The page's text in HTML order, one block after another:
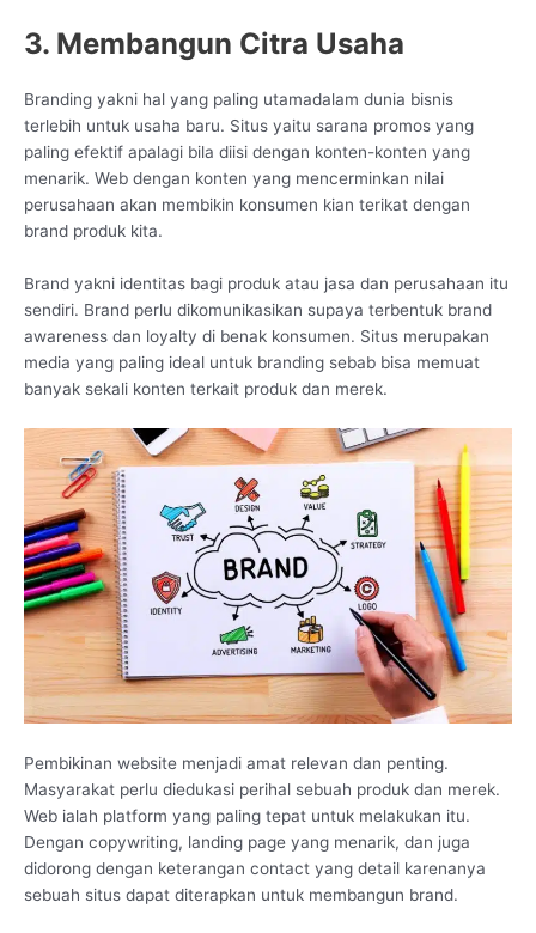
3. Membangun Citra Usaha
Branding yakni hal yang paling utamadalam dunia bisnis
terlebih untuk usaha baru. Situs yaitu sarana promos yang
paling efektif apalagi bila diisi dengan konten-konten yang
menarik. Web dengan konten yang mencerminkan nilai
perusahaan akan membikin konsumen kian terikat dengan
brand produk kita.
Brand yakni identitas bagi produk atau jasa dan perusahaan itu
sendiri. Brand perlu dikomunikasikan supaya terbentuk brand
awareness dan loyalty di benak konsumen. Situs merupakan
media yang paling ideal untuk branding sebab bisa memuat
banyak sekali konten terkait produk dan merek.
Pembikinan website menjadi amat relevan dan penting.
Masyarakat perlu diedukasi perihal sebuah produk dan merek.
Web ialah platform yang paling tepat untuk melakukan itu.
Dengan copywriting, landing page yang menarik, dan juga
didorong dengan keterangan contact yang detail karenanya
sebuah situs dapat diterapkan untuk membangun brand.